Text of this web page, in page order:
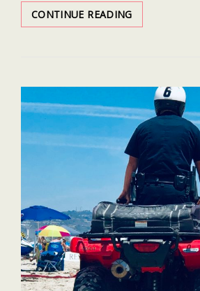
CONTINUE READINGITALIE
2021
DU
AU
NORD